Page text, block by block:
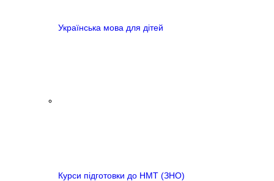
Українська мова для дітей
Курси підготовки до НМТ (ЗНО)